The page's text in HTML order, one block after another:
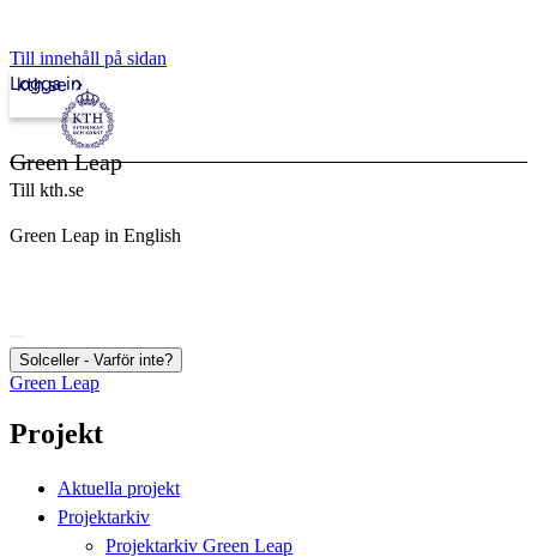
Till innehåll på sidan
kth.se
Logga in
Green Leap
Till kth.se
Green Leap in English
Solceller - Varför inte?
Green Leap
Projekt
Aktuella projekt
Projektarkiv
Projektarkiv Green Leap